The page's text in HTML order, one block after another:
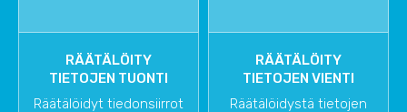
RÄÄTÄLÖITY
TIETOJEN TUONTI
Räätälöidyt tiedonsiirrot
RÄÄTÄLÖITY
TIETOJEN VIENTI
Räätälöidystä tietojen